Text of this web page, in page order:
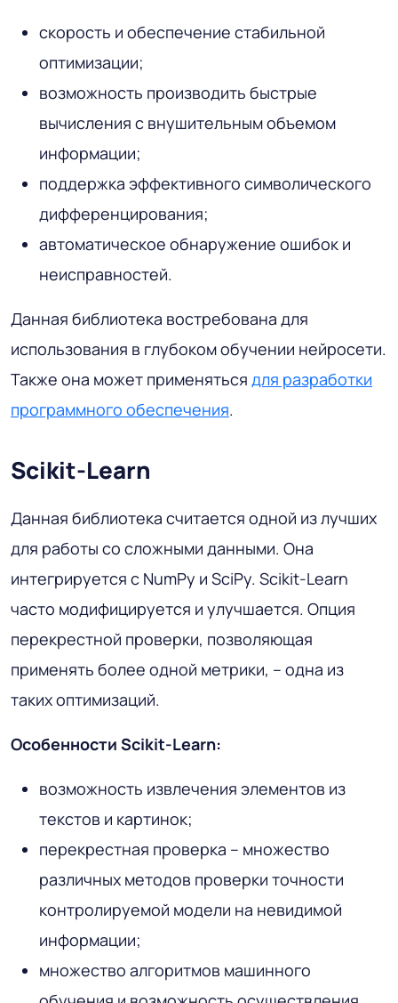
скорость и обеспечение стабильной
оптимизации;
возможность производить быстрые
вычисления с внушительным объемом
информации;
поддержка эффективного символического
дифференцирования;
автоматическое обнаружение ошибок и
неисправностей.
Данная библиотека востребована для
использования в глубоком обучении нейросети.
Также она может применяться для разработки
программного обеспечения.
Scikit-Learn
Данная библиотека считается одной из лучших
для работы со сложными данными. Она
интегрируется с NumPy и SciPy. Scikit-Learn
часто модифицируется и улучшается. Опция
перекрестной проверки, позволяющая
применять более одной метрики, – одна из
таких оптимизаций.
Особенности Scikit-Learn:
возможность извлечения элементов из
текстов и картинок;
перекрестная проверка – множество
различных методов проверки точности
контролируемой модели на невидимой
информации;
множество алгоритмов машинного